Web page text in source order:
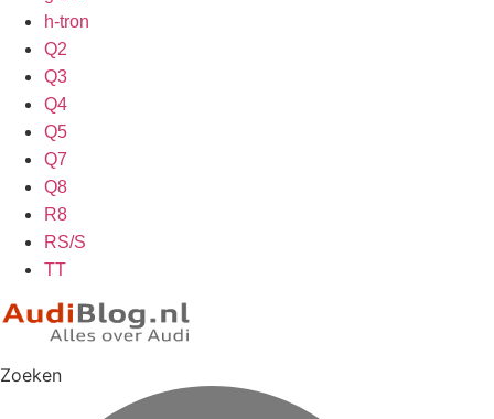
h-tron
Q2
Q3
Q4
Q5
Q7
Q8
R8
RS/S
TT
Zoeken